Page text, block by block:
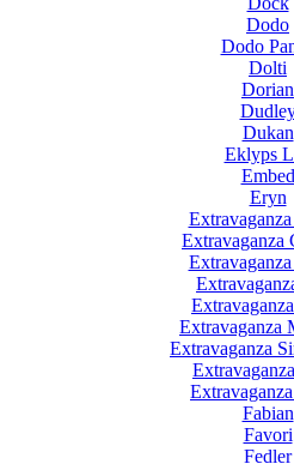
Dodo
Dodo
Dolti
Dorian
Dukan
Eklyps
Embed
Eryn
Extravaganza
Extravaganza
Extravaganza
Fabian
Favori
Fedler